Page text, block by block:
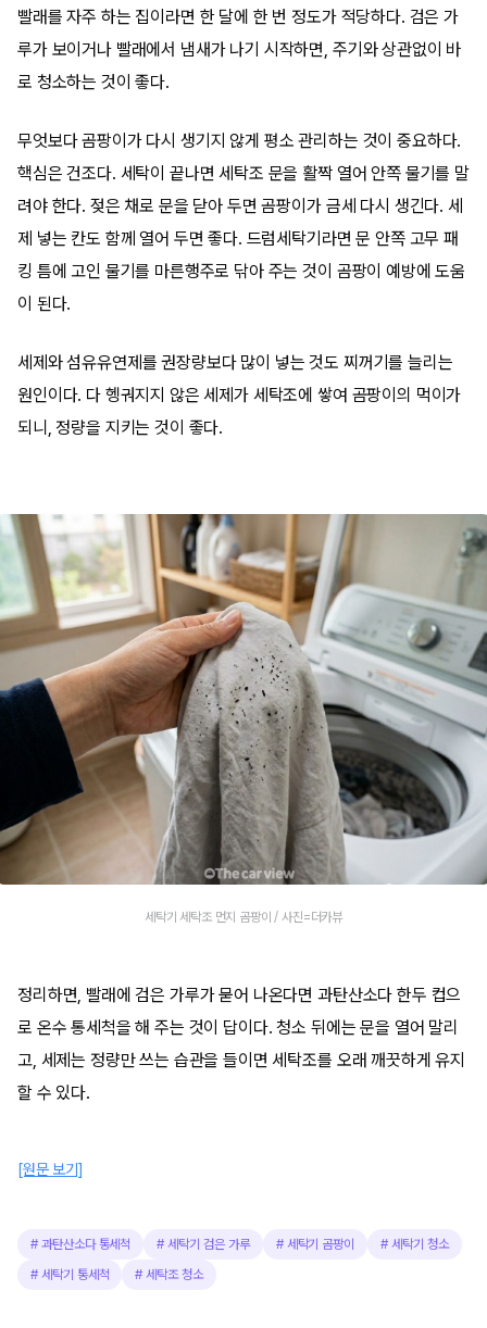
빨래를 자주 하는 집이라면 한 달에 한 번 정도가 적당하다. 검은 가
루가 보이거나 빨래에서 냄새가 나기 시작하면, 주기와 상관없이 바
로 청소하는 것이 좋다.
무엇보다 곰팡이가 다시 생기지 않게 평소 관리하는 것이 중요하다.
핵심은 건조다. 세탁이 끝나면 세탁조 문을 활짝 열어 안쪽 물기를 말
려야 한다. 젖은 채로 문을 닫아 두면 곰팡이가 금세 다시 생긴다. 세
제 넣는 칸도 함께 열어 두면 좋다. 드럼세탁기라면 문 안쪽 고무 패
킹 틈에 고인 물기를 마른행주로 닦아 주는 것이 곰팡이 예방에 도움
이 된다.
세제와 섬유유연제를 권장량보다 많이 넣는 것도 찌꺼기를 늘리는
원인이다. 다 헹궈지지 않은 세제가 세탁조에 쌓여 곰팡이의 먹이가
되니, 정량을 지키는 것이 좋다.
세탁기 세탁조 먼지 곰팡이 / 사진=더카뷰
정리하면, 빨래에 검은 가루가 묻어 나온다면 과탄산소다 한두 컵으
로 온수 통세척을 해 주는 것이 답이다. 청소 뒤에는 문을 열어 말리
고, 세제는 정량만 쓰는 습관을 들이면 세탁조를 오래 깨끗하게 유지
할 수 있다.
[원문 보기]
# 과탄산소다 통세척 # 세탁기 검은 가루 # 세탁기 곰팡이 # 세탁기 청소
# 세탁기 통세척 # 세탁조 청소